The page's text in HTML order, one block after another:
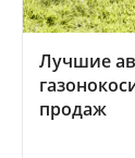
Лучшие
продаж